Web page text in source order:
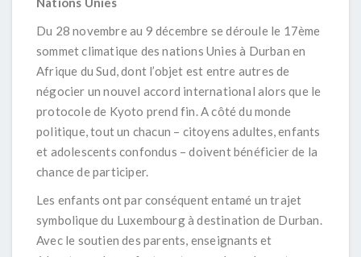
Du 28 novembre au 9 décembre se déroule le 17ème
sommet climatique des nations Unies à Durban en
Afrique du Sud, dont l’objet est entre autres de
négocier un nouvel accord international alors que le
protocole de Kyoto prend fin. A côté du monde
politique, tout un chacun – citoyens adultes, enfants
et adolescents confondus – doivent bénéficier de la
chance de participer.
Les enfants ont par conséquent entamé un trajet
symbolique du Luxembourg à destination de Durban.
Avec le soutien des parents, enseignants et